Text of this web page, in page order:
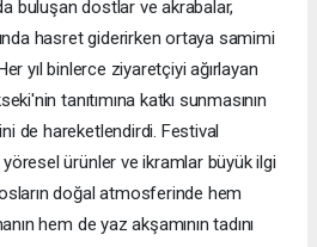
buluşan dostlar ve akrabalar,
hasret giderirken ortaya samimi
yıl binlerce ziyaretçiyi ağırlayan
tanıtımına katkı sunmasının
de hareketlendirdi. Festival
ürünler ve ikramlar büyük ilgi
doğal atmosferinde hem
hem de yaz akşamının tadını